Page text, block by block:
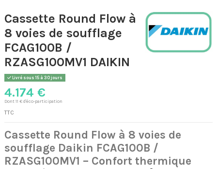
Cassette Round Flow à
8 voies de soufflage
FCAG100B /
RZASG100MV1 DAIKIN
Livré sous 15 à 30 jours
4.174 €
Dont 11 € d'éco-participation
TTC
Cassette Round Flow à 8 voies de
soufflage Daikin FCAG100B /
RZASG100MV1 – Confort thermique